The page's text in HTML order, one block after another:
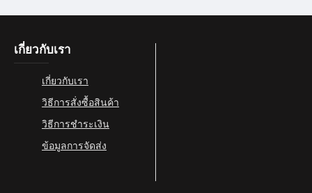
เกี่ยวกับเรา
เกี่ยวกับเรา
วิธีการสั่งซื้อสินค้า
วิธีการชำระเงิน
ข้อมูลการจัดส่ง